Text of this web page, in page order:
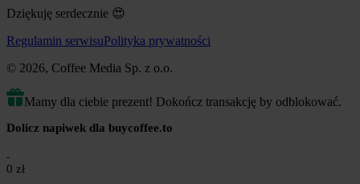
Dziękuję serdecznie 😍
Regulamin serwisuPolityka prywatności
© 2026, Coffee Media Sp. z o.o.
Mamy dla ciebie prezent! Dokończ transakcję by odblokować.
Dolicz napiwek dla buycoffee.to
0 zł